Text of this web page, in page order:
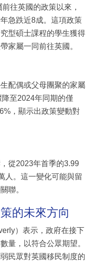
往英國的政策以來，
急跌近8成。這項政策
型碩士課程的學生獲得
家屬一同前往英國。
配偶或父母團聚的家屬
至2024年同期的僅
，顯示出政策變動對
從2023年首季的3.99
人。這一變化可能與留
聯。
的未來方向
）表示，政府在接下
量，以符合公眾期望。
民眾對英國移民制度的